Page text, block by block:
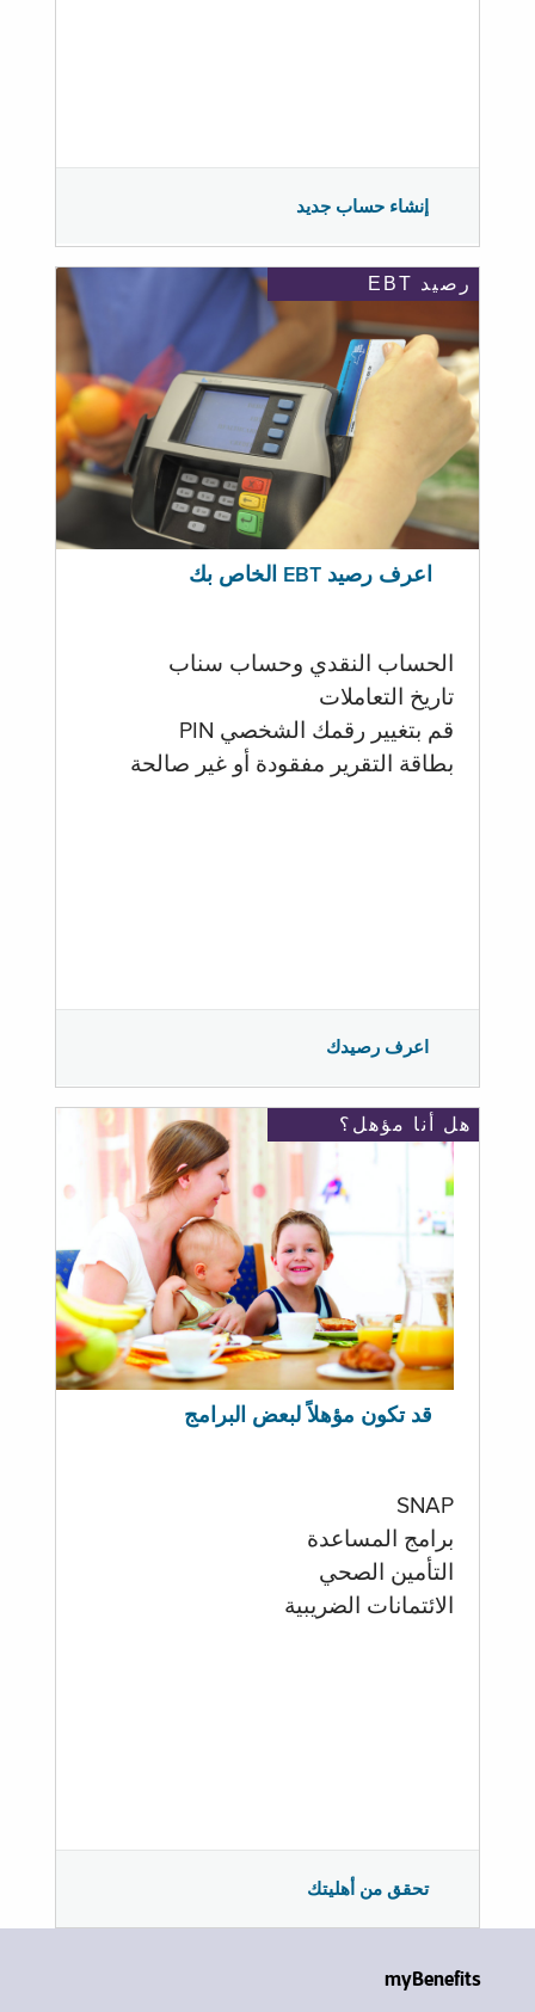
إنشاء حساب جديد
رصيد EBT
اعرف رصيد EBT الخاص بك
الحساب النقدي وحساب سناب
تاريخ التعاملات
قم بتغيير رقمك الشخصي PIN
بطاقة التقرير مفقودة أو غير صالحة
اعرف رصيدك
هل أنا مؤهل؟
قد تكون مؤهلاً لبعض البرامج
SNAP
برامج المساعدة
التأمين الصحي
الائتمانات الضريبية
تحقق من أهليتك
myBenefits